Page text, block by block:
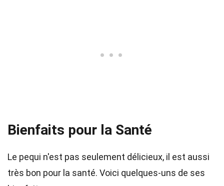
Bienfaits pour la Santé
Le pequi n'est pas seulement délicieux, il est aussi
très bon pour la santé. Voici quelques-uns de ses